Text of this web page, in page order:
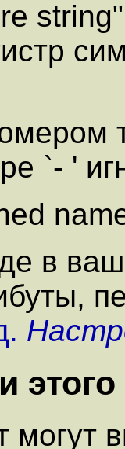
`- '
в
могут